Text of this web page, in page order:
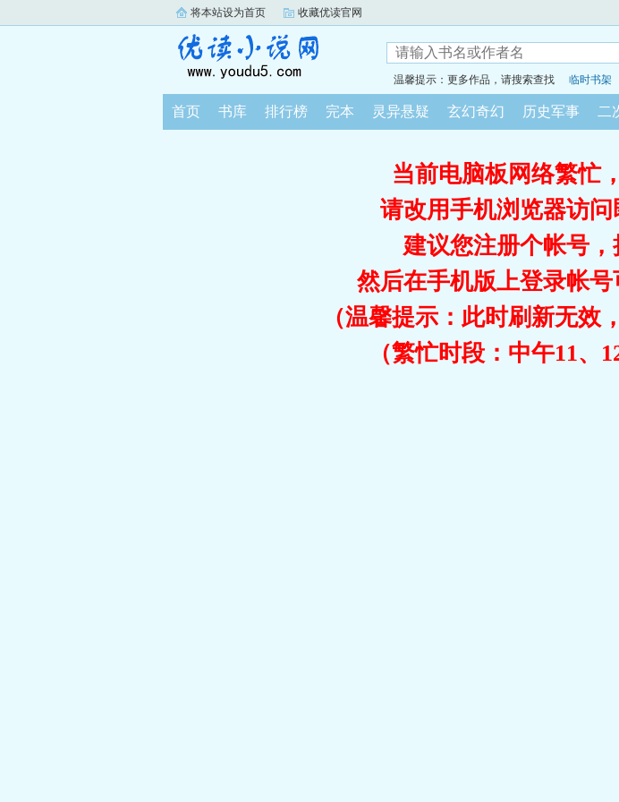
将本站设为首页 收藏优读官网
温馨提示：更多作品，请搜索查找 临时书架
首页 书库 排行榜 完本 灵异悬疑 玄幻奇幻 历史军事 二
当前电脑板网络繁
请改用手机浏览器访
建议您注册个帐号，
然后在手机版上登录帐
（温馨提示：此时刷新无效
（繁忙时段：中午11、